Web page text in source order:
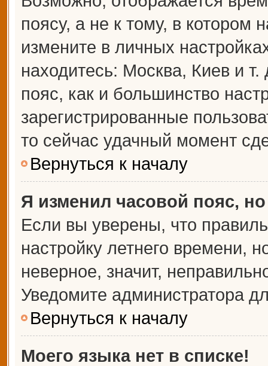
поясу, а не к тому, в котором
измените в личных
находитесь: Москва, Киев и
пояс, как и большинство
зарегистрированные
то сейчас удачный момент
Вернуться к началу
Я изменил часовой пояс,
Если вы уверены, что
настройку летнего времени,
неверное, значит,
Уведомите администратора
Вернуться к началу
Моего языка нет в списке!